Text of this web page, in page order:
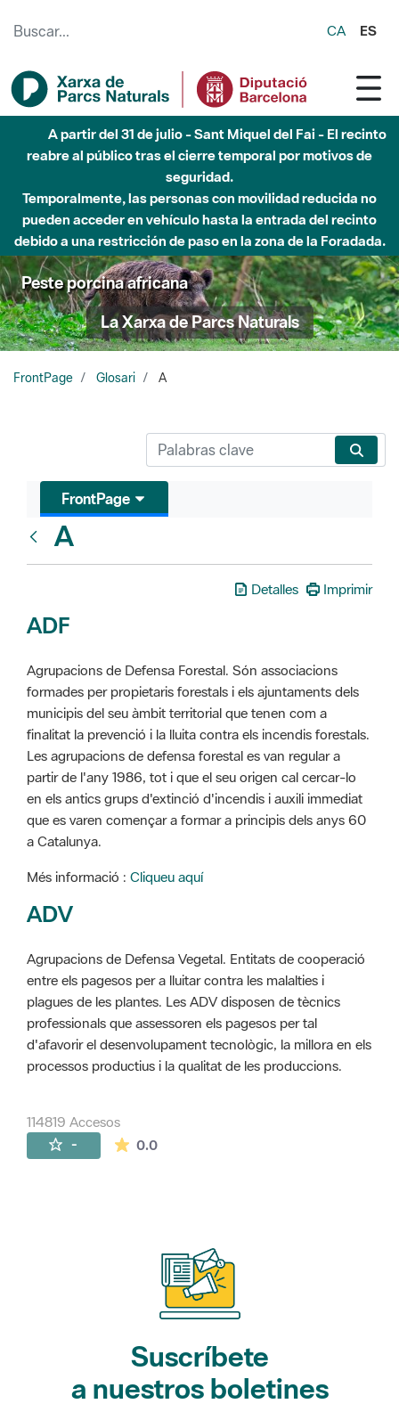
CA ES
A partir del 31 de julio - Sant Miquel del Fai - El recinto
reabre al público tras el cierre temporal por motivos de
seguridad.
Temporalmente, las personas con movilidad reducida no
pueden acceder en vehículo hasta la entrada del recinto
debido a una restricción de paso en la zona de la Foradada.
Peste porcina africana
La Xarxa de Parcs Naturals
FrontPage Glosari A
FrontPage
A
Detalles Imprimir
ADF
Agrupacions de Defensa Forestal. Són associacions
formades per propietaris forestals i els ajuntaments dels
municipis del seu àmbit territorial que tenen com a
finalitat la prevenció i la lluita contra els incendis forestals.
Les agrupacions de defensa forestal es van regular a
partir de l'any 1986, tot i que el seu origen cal cercar-lo
en els antics grups d'extinció d'incendis i auxili immediat
que es varen començar a formar a principis dels anys 60
a Catalunya.
Més informació : Cliqueu aquí
ADV
Agrupacions de Defensa Vegetal. Entitats de cooperació
entre els pagesos per a lluitar contra les malalties i
plagues de les plantes. Les ADV disposen de tècnics
professionals que assessoren els pagesos per tal
d'afavorir el desenvolupament tecnològic, la millora en els
processos productius i la qualitat de les produccions.
114819 Accesos
- 0.0La valoración media es de 0 estrellas de
Suscríbete
a nuestros boletines